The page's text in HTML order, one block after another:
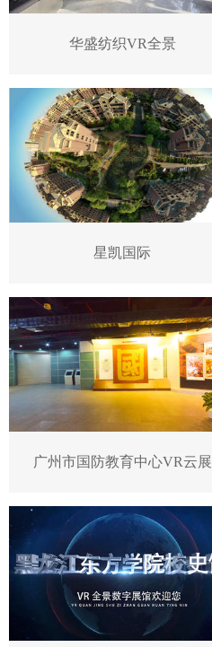
华盛纺织VR全景
星凯国际
广州市国防教育中心VR云展